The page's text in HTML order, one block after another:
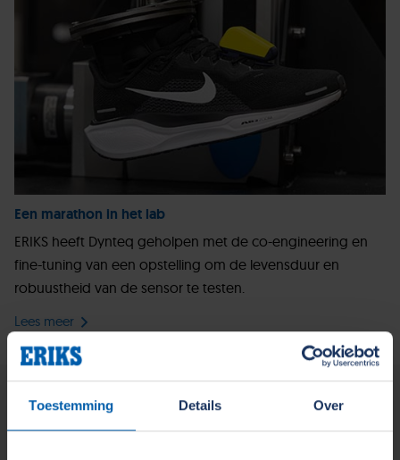
Toestemming Details Over
Een marathon in het lab
ERIKS heeft Dynteq geholpen met de co-engineering en
fine-tuning van een opstelling om de levensduur en
robuustheid van de sensor te testen.
Lees meer
Productoverzicht